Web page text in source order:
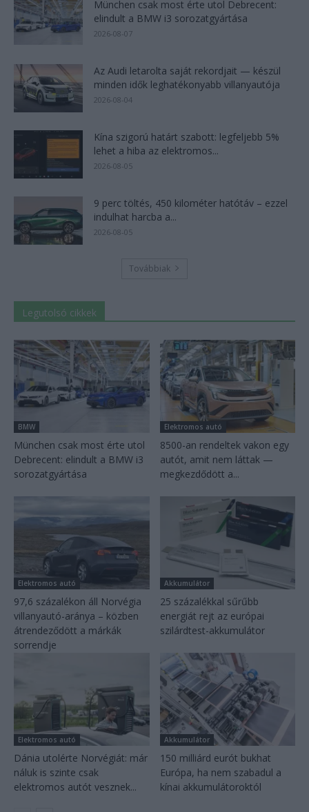
München csak most érte utol Debrecent:
elindult a BMW i3 sorozatgyártása
2026-08-07
Az Audi letarolta saját rekordjait — készül
minden idők leghatékonyabb villanyautója
2026-08-04
Kína szigorú határt szabott: legfeljebb 5%
lehet a hiba az elektromos...
2026-08-05
9 perc töltés, 450 kilométer hatótáv – ezzel
indulhat harcba a...
2026-08-05
Továbbiak
Legutolsó cikkek
BMW
München csak most érte utol
Debrecent: elindult a BMW i3
sorozatgyártása
Elektromos autó
8500-an rendeltek vakon egy
autót, amit nem láttak —
megkezdődött a...
Elektromos autó
97,6 százalékon áll Norvégia
villanyautó-aránya – közben
átrendeződött a márkák
sorrendje
Akkumulátor
25 százalékkal sűrűbb
energiát rejt az európai
szilárdtest-akkumulátor
Elektromos autó
Dánia utolérte Norvégiát: már
náluk is szinte csak
elektromos autót vesznek...
Akkumulátor
150 milliárd eurót bukhat
Európa, ha nem szabadul a
kínai akkumulátoroktól